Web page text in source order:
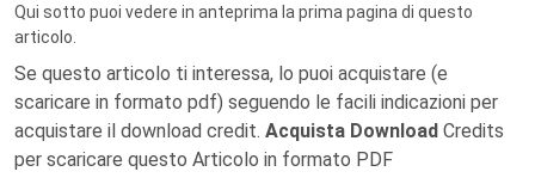
Qui sotto puoi vedere in anteprima la prima pagina di questo
articolo.
Se questo articolo ti interessa, lo puoi acquistare (e
scaricare in formato pdf) seguendo le facili indicazioni per
acquistare il download credit. Acquista Download Credits
per scaricare questo Articolo in formato PDF